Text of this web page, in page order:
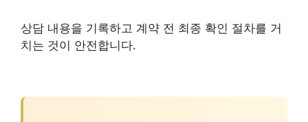
상담 내용을 기록하고 계약 전 최종 확인 절차를 거
치는 것이 안전합니다.